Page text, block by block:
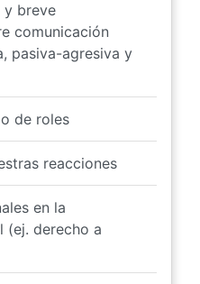
y breve
comunicación
pasiva-agresiva y
de roles
reacciones
en la
(ej. derecho a